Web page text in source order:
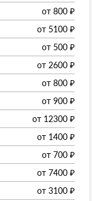
от 800 ₽
от 5100 ₽
от 500 ₽
от 2600 ₽
от 800 ₽
от 900 ₽
от 12300 ₽
от 1400 ₽
от 700 ₽
от 7400 ₽
от 3100 ₽